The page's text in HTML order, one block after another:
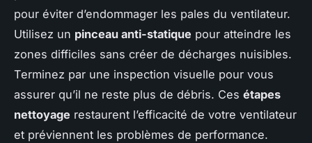
pour éviter d’endommager les pales du ventilateur.
Utilisez un pinceau anti-statique pour atteindre les
zones difficiles sans créer de décharges nuisibles.
Terminez par une inspection visuelle pour vous
assurer qu’il ne reste plus de débris. Ces étapes
nettoyage restaurent l’efficacité de votre ventilateur
et préviennent les problèmes de performance.